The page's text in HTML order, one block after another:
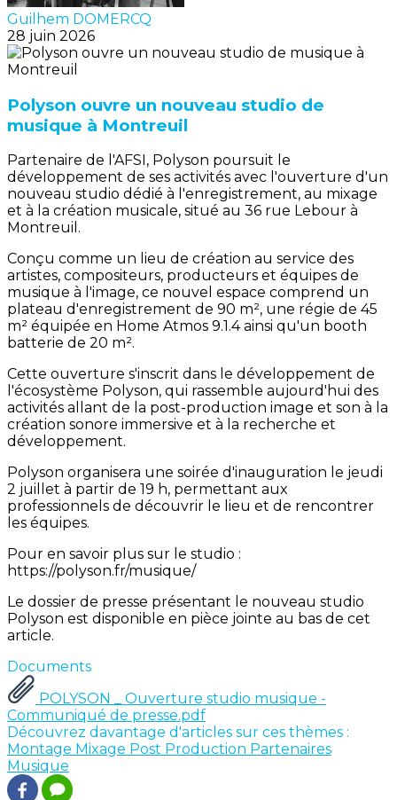
Guilhem DOMERCQ
28 juin 2026
Polyson ouvre un nouveau studio de
musique à Montreuil
Partenaire de l'AFSI, Polyson poursuit le
développement de ses activités avec l'ouverture d'un
nouveau studio dédié à l'enregistrement, au mixage
et à la création musicale, situé au 36 rue Lebour à
Montreuil.
Conçu comme un lieu de création au service des
artistes, compositeurs, producteurs et équipes de
musique à l'image, ce nouvel espace comprend un
plateau d'enregistrement de 90 m², une régie de 45
m² équipée en Home Atmos 9.1.4 ainsi qu'un booth
batterie de 20 m².
Cette ouverture s'inscrit dans le développement de
l'écosystème Polyson, qui rassemble aujourd'hui des
activités allant de la post-production image et son à la
création sonore immersive et à la recherche et
développement.
Polyson organisera une soirée d'inauguration le jeudi
2 juillet à partir de 19 h, permettant aux
professionnels de découvrir le lieu et de rencontrer
les équipes.
Pour en savoir plus sur le studio :
https://polyson.fr/musique/
Le dossier de presse présentant le nouveau studio
Polyson est disponible en pièce jointe au bas de cet
article.
Documents
POLYSON _ Ouverture studio musique -
Communiqué de presse.pdf
Découvrez davantage d'articles sur ces thèmes :
Montage Mixage Post Production Partenaires
Musique